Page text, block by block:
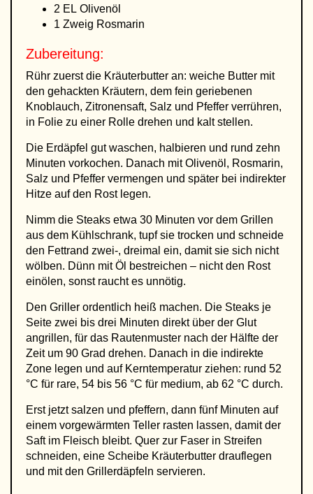
2 EL Olivenöl
1 Zweig Rosmarin
Zubereitung:
Rühr zuerst die Kräuterbutter an: weiche Butter mit
den gehackten Kräutern, dem fein geriebenen
Knoblauch, Zitronensaft, Salz und Pfeffer verrühren,
in Folie zu einer Rolle drehen und kalt stellen.
Die Erdäpfel gut waschen, halbieren und rund zehn
Minuten vorkochen. Danach mit Olivenöl, Rosmarin,
Salz und Pfeffer vermengen und später bei indirekter
Hitze auf den Rost legen.
Nimm die Steaks etwa 30 Minuten vor dem Grillen
aus dem Kühlschrank, tupf sie trocken und schneide
den Fettrand zwei-, dreimal ein, damit sie sich nicht
wölben. Dünn mit Öl bestreichen – nicht den Rost
einölen, sonst raucht es unnötig.
Den Griller ordentlich heiß machen. Die Steaks je
Seite zwei bis drei Minuten direkt über der Glut
angrillen, für das Rautenmuster nach der Hälfte der
Zeit um 90 Grad drehen. Danach in die indirekte
Zone legen und auf Kerntemperatur ziehen: rund 52
°C für rare, 54 bis 56 °C für medium, ab 62 °C durch.
Erst jetzt salzen und pfeffern, dann fünf Minuten auf
einem vorgewärmten Teller rasten lassen, damit der
Saft im Fleisch bleibt. Quer zur Faser in Streifen
schneiden, eine Scheibe Kräuterbutter drauflegen
und mit den Grillerdäpfeln servieren.